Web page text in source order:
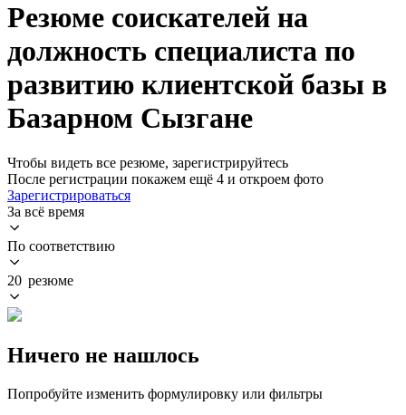
Резюме соискателей на
должность специалиста по
развитию клиентской базы в
Базарном Сызгане
Чтобы видеть все резюме, зарегистрируйтесь
После регистрации покажем ещё 4 и откроем фото
Зарегистрироваться
За всё время
По соответствию
20 резюме
Ничего не нашлось
Попробуйте изменить формулировку или фильтры